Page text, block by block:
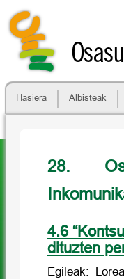
Hasiera Albisteak
28.
4.6
dituzten
Egileak: